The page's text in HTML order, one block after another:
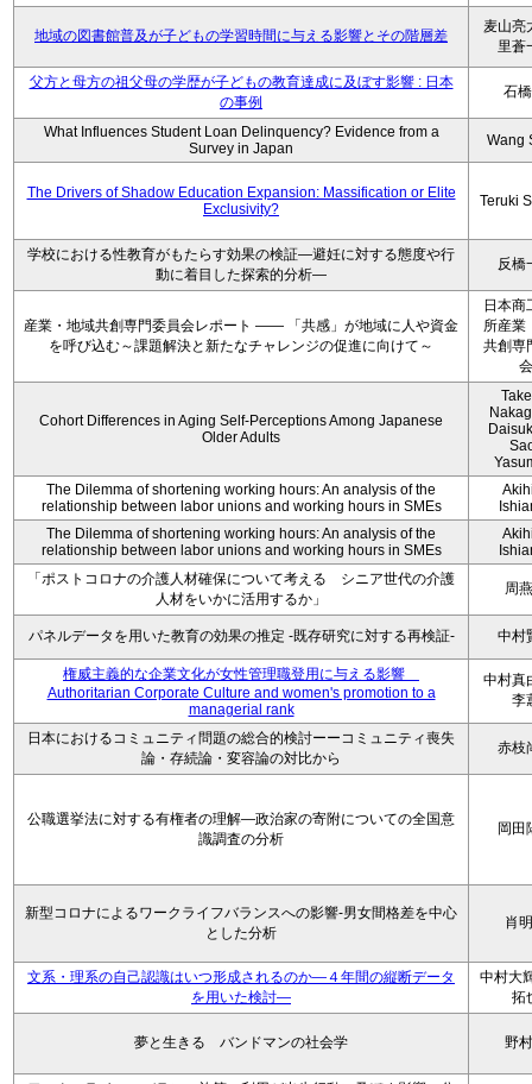
地域の図書館普及が子どもの学習時間に与える影響とその階層差
麦山亮
里蒼
父方と母方の祖父母の学歴が子どもの教育達成に及ぼす影響 : 日本
の事例
石
What Influences Student Loan Delinquency? Evidence from a
Survey in Japan
Wang
The Drivers of Shadow Education Expansion: Massification or Elite
Exclusivity?
Teruki
学校における性教育がもたらす効果の検証―避妊に対する態度や行
動に着目した探索的分析―
反橋
産業・地域共創専門委員会レポート ―― 「共感」が地域に人や資金
を呼び込む～課題解決と新たなチャレンジの促進に向けて～
日本商
所産業
共創専
会
Cohort Differences in Aging Self-Perceptions Among Japanese
Older Adults
The Dilemma of shortening working hours: An analysis of the
relationship between labor unions and working hours in SMEs
The Dilemma of shortening working hours: An analysis of the
relationship between labor unions and working hours in SMEs
「ポストコロナの介護人材確保について考える シニア世代の介護
人材をいかに活用するか」
周
パネルデータを用いた教育の効果の推定 -既存研究に対する再検証- 中村
権威主義的な企業文化が女性管理職登用に与える影響
Authoritarian Corporate Culture and women's promotion to a
managerial rank
中村
李
日本におけるコミュニティ問題の総合的検討ーーコミュニティ喪失
論・存続論・変容論の対比から
赤枝
公職選挙法に対する有権者の理解―政治家の寄附についての全国意
識調査の分析
岡田
新型コロナによるワークライフバランスへの影響-男女間格差を中心
とした分析
肖
文系・理系の自己認識はいつ形成されるのか―４年間の縦断データ
を用いた検討―
中村大
拓
夢と生きる バンドマンの社会学 野